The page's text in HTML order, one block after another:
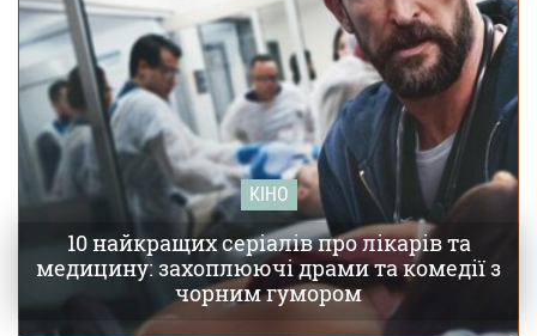
КІНО
10 найкращих серіалів про лікарів та
медицину: захоплюючі драми та комедії з
чорним гумором